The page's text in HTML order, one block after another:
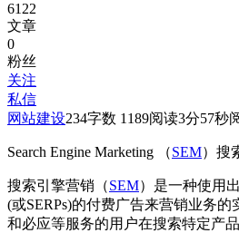
6122
文章
0
粉丝
关注
私信
网站建设234字数 1189阅读3分57秒
Search Engine Marketing （SEM）搜
搜索引擎营销（SEM）是一种使用
(或SERPs)的付费广告来营销业务
和必应等服务的用户在搜索特定产